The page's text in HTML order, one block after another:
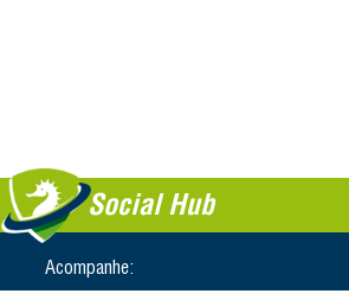
Social Hub
Acompanhe: